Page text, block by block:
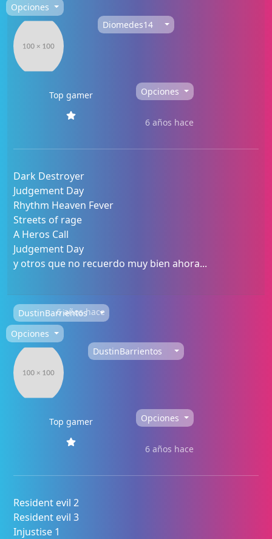
Opciones
Diomedes14
Top gamer Opciones
6 años hace
Dark Destroyer
Judgement Day
Rhythm Heaven Fever
Streets of rage
A Heros Call
Judgement Day
y otros que no recuerdo muy bien ahora...
DustinBarrientos
6 años hace
Opciones
DustinBarrientos
Top gamer Opciones
6 años hace
Resident evil 2
Resident evil 3
Injustise 1